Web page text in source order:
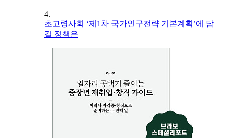
4.
초고령사회 ‘제1차 국가인구전략 기본계획’에 담
길 정책은